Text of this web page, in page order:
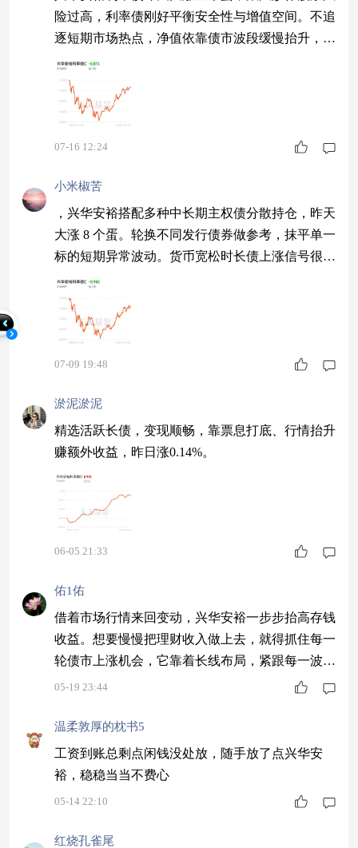
险过高，利率债刚好平衡安全性与增值空间。不追
逐短期市场热点，净值依靠债市波段缓慢抬升，搭
配活期、短债就能搭建完整家庭稳健资产组合。
07-16 12:24
小米椒苦
，兴华安裕搭配多种中长期主权债分散持仓，昨天
大涨 8 个蛋。轮换不同发行债券做参考，抹平单一
标的短期异常波动。货币宽松时长债上涨信号很清
晰，集中发债震荡期，分层持仓平衡各期限波动，
判断债市大趋势更客观。
07-09 19:48
淤泥淤泥
精选活跃长债，变现顺畅，靠票息打底、行情抬升
赚额外收益，昨日涨0.14%。
06-05 21:33
佑1佑
借着市场行情来回变动，兴华安裕一步步抬高存钱
收益。想要慢慢把理财收入做上去，就得抓住每一
轮债市上涨机会，它靠着长线布局，紧跟每一波长
债上涨行情，收益越攒越高。
05-19 23:44
温柔敦厚的枕书5
工资到账总剩点闲钱没处放，随手放了点兴华安
裕，稳稳当当不费心
05-14 22:10
红烧孔雀尾